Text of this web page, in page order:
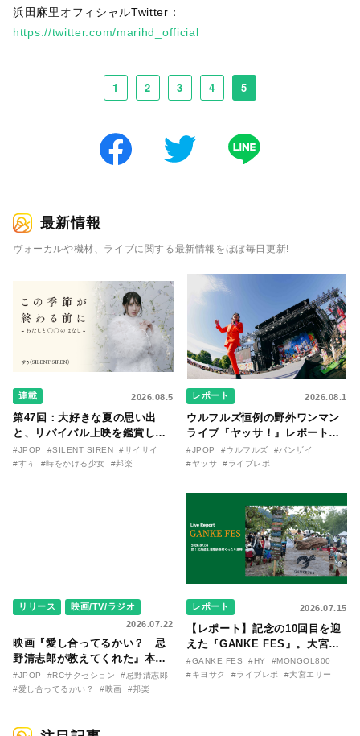
浜田麻里オフィシャルTwitter：
https://twitter.com/marihd_official
1 2 3 4 5
最新情報
ヴォーカルや機材、ライブに関する最新情報をほぼ毎日更新!
連載 2026.08.5
第47回：大好きな夏の思い出
と、リバイバル上映を鑑賞した
『時をかける少女』のおはなし
〜SILENT SIREN・すぅ『この
#JPOP #SILENT SIREN
#サイサイ
#すぅ
#時をかける少女 #邦楽
レポート 2026.08.1
ウルフルズ恒例の野外ワンマン
ライブ『ヤッサ！』レポート！
リリースから30年を迎えたアル
バム『バンザイ』完全再現に、
た日。
#JPOP #ウルフルズ
#バンザイ
#ヤッサ
#ライブレポ
リリース
映画/TV/ラジオ
2026.07.22
映画『愛し合ってるかい？ 忌
野清志郎が教えてくれた』本予
告映像とキービジュアルがつい
に解禁！ キヨシロー関連商品も
#JPOP #RCサクセション
#忌野清志郎
#愛し合ってるかい？
#映画 #邦楽
レポート 2026.07.15
【レポート】記念の10回目を迎
えた『GANKE FES』。大宮エ
リー作『アイヌの神々の崖』を
前に、キヨサク
#GANKE FES #HY
#MONGOL800
#キヨサク
#ライブレポ #大宮エリー